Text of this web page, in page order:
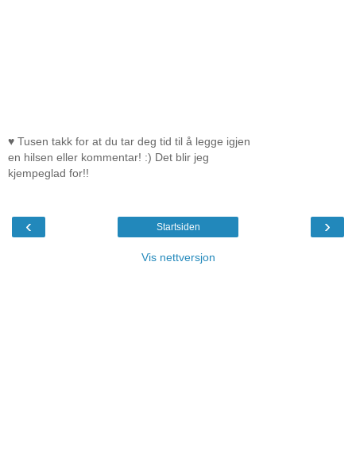
♥ Tusen takk for at du tar deg tid til å legge igjen
en hilsen eller kommentar! :) Det blir jeg
kjempeglad for!!
‹ ›
Startsiden
Vis nettversjon